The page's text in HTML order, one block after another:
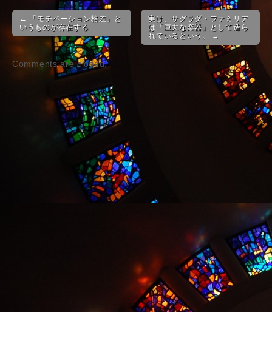
Post
navigation
← 「モチベーション格差」と
いうものが存在する
実は、サグラダ・ファミリア
は「巨大な楽器」として造ら
れているという。 →
Comments are closed.